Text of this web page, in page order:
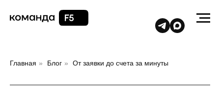
Главная » Блог » От заявки до счета за минуты